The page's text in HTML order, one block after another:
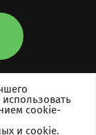
данных
cookie-
и cookie.